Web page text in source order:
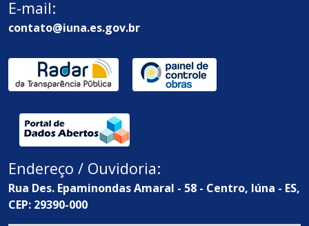
E-mail:
contato@iuna.es.gov.br
Endereço / Ouvidoria:
Rua Des. Epaminondas Amaral - 58 - Centro, Iúna - ES,
CEP: 29390-000